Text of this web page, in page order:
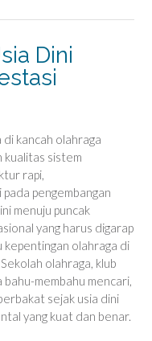
Dini
di kancah olahraga
sistem
rapi,
pengembangan
menuju puncak
yang harus digarap
kepentingan olahraga di
olahraga, klub
membahu mencari,
sejak usia dini
yang kuat dan benar.